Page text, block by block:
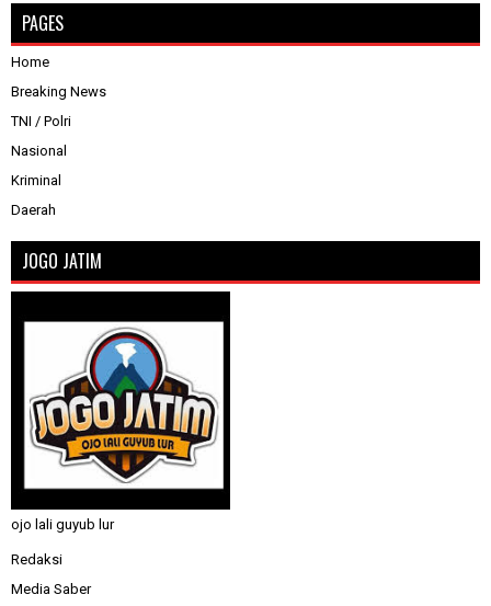
PAGES
Home
Breaking News
TNI / Polri
Nasional
Kriminal
Daerah
JOGO JATIM
ojo lali guyub lur
Redaksi
Media Saber